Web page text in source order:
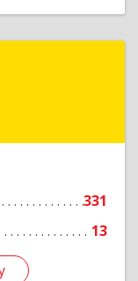
331
13
Краснодар г,